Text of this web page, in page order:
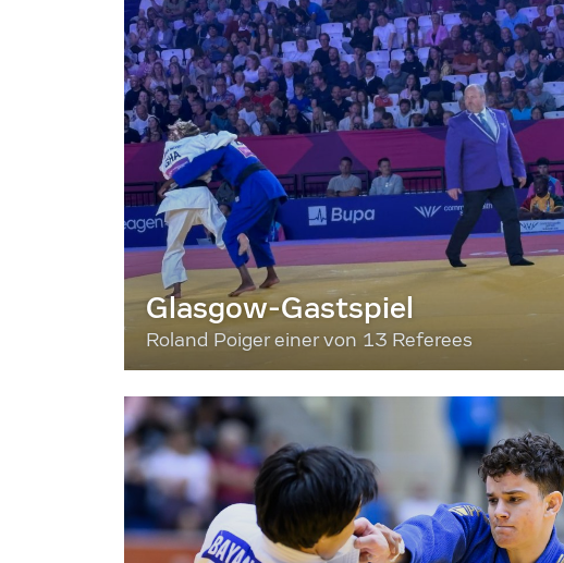
Glasgow-Gastspiel
Roland Poiger einer von 13 Referees